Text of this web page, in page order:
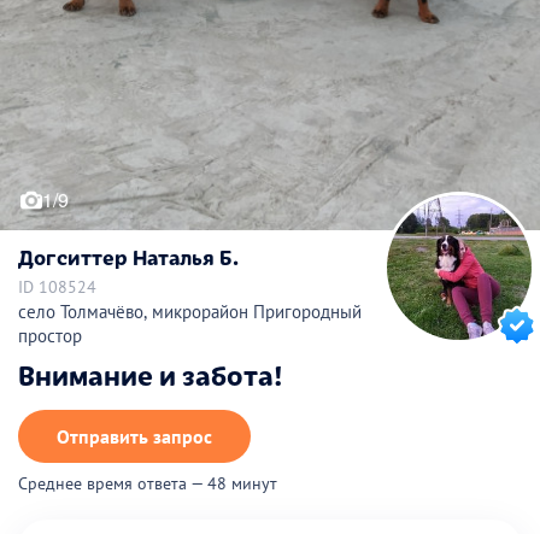
1/9
Догситтер Наталья Б.
ID 108524
село Толмачёво, микрорайон Пригородный
простор
Внимание и забота!
Отправить запрос
Среднее время ответа — 48 минут